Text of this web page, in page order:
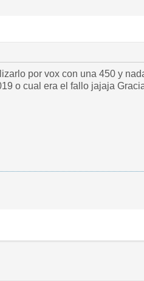
por vox con una 450 y
o cual era el fallo jajaja